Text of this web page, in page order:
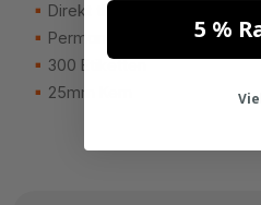
Direkt thermisch (eco)
Permanenter Kleber
300 Etiketten
25mm Kern
5 %